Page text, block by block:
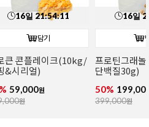
16일 21:54:10
담기
큰 콘플레이크(10kg/
&시리얼)
59,000원
원
16일
프로틴그래
단백질30g)
50%
399,000원